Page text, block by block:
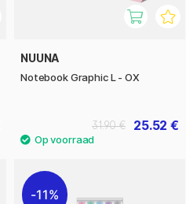
NUUNA
Notebook Graphic L - OX
25.52 €
31.90 €
11%